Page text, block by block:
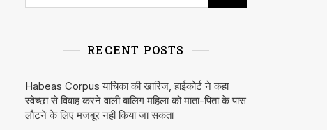
RECENT POSTS
Habeas Corpus याचिका की खारिज, हाईकोर्ट ने कहा
स्वेच्छा से विवाह करने वाली बालिग महिला को माता-पिता के पास
लौटने के लिए मजबूर नहीं किया जा सकता